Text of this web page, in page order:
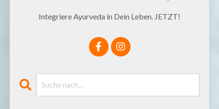
Integriere Ayurveda in Dein Leben. JETZT!